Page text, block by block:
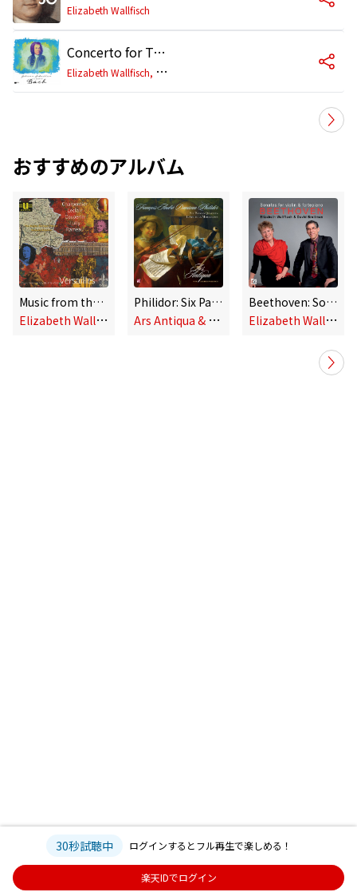
Elizabeth Wallfisch
Concerto for Two Violins in D Minor, BWV 1043: I. Vivace
E
lizabeth Wallfisch, Alison Bury, Orchestra of the Age of Enlightenment
おすすめのアルバム
Music from the Courts of Europe - Versailles
E
lizabeth Wallfisch
Philidor: Six Parisian Quartets
A
rs Antiqua & Elizabeth Wallfisch
Beethoven: Sonatas for Violin and Fortepiano, Vol. 2
E
lizabeth Wallfisch & David Breitman
30秒試聴中 ログインするとフル再生で楽しめる！
楽天IDでログイン